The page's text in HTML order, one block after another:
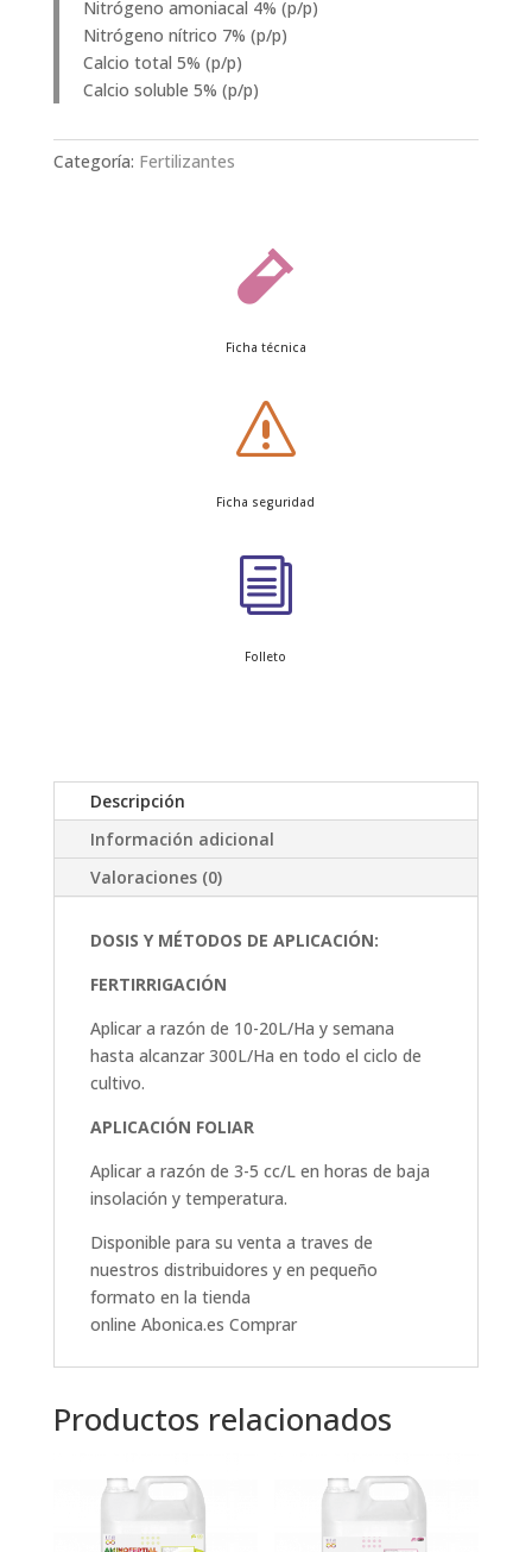
Nitrógeno amoniacal 4% (p/p)
Nitrógeno nítrico 7% (p/p)
Calcio total 5% (p/p)
Calcio soluble 5% (p/p)
Categoría: Fertilizantes

Ficha técnica
s
Ficha seguridad
i
Folleto
Descripción
Información adicional
Valoraciones (0)
DOSIS Y MÉTODOS DE APLICACIÓN:
FERTIRRIGACIÓN
Aplicar a razón de 10-20L/Ha y semana
hasta alcanzar 300L/Ha en todo el ciclo de
cultivo.
APLICACIÓN FOLIAR
Aplicar a razón de 3-5 cc/L en horas de baja
insolación y temperatura.
Disponible para su venta a traves de
nuestros distribuidores y en pequeño
formato en la tienda
online Abonica.es Comprar
Productos relacionados